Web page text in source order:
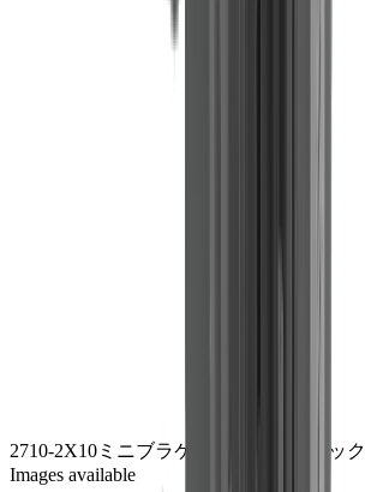
2710-2X10ミニブラケット
ジンクブラック
Images available